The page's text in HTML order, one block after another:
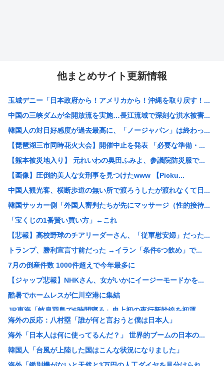
他まとめサイト更新情報
玉城デニー「日本政府から！アメリカから！沖縄を取り戻す！...
中国の三峡ダムが全開放流を実施…長江流域で深刻な洪水被害...
韓国人の対日好感度が過去最高に、「ノージャパン」は終わっ...
【琵琶湖三市同時花火大会】開催中止を発表 「必要な準備・...
【熊本被災地入り】 元れいわの奥田ふみよ、参議院防災服で...
【画像】圧倒的美人な女刑事を見つけたwww 【Picku...
中国人観光客、横断歩道の無い所で渡ろうしたが渡れなくて日...
韓国サッカー側「外国人審判たちが先にマッサージ（性的接待...
「宝くじの1番賢い買い方」←これ
【悲報】高校野球のチアリーダーさん、「従軍慰安婦」だった...
トランプ、勝利宣言寸前だった →イラン「条件6つ飲め」で...
7月の倒産件数 1000件超えで今年最多に
【ジャップ悲報】NHKさん、女がいかにイージーモードかを...
酷暑でホームレスが仁川空港に集結
JR東海「岐阜羽島で6時間寝ろ」史上初の夜行新幹線を初運...
ワイ、7時間勤務のテレワーク民、来月から給与15万減給
マイナ保険証さん、いうほど便利じゃなかった
専門家「シンギュラリティは来ない」これマジ？
海外の反応：八村塁「誰が何と言おうと僕は日本人」
海外「日本人は何に使ってるんだ？」 世界的ブームの日本の...
韓国人「台風が上陸した国はこんな状況になりました」